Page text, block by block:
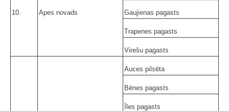
10. Apes novads Gaujienas pagasts
Trapenes pagasts
Virešu pagasts
Auces pilsēta
Bēnes pagasts
Īles pagasts